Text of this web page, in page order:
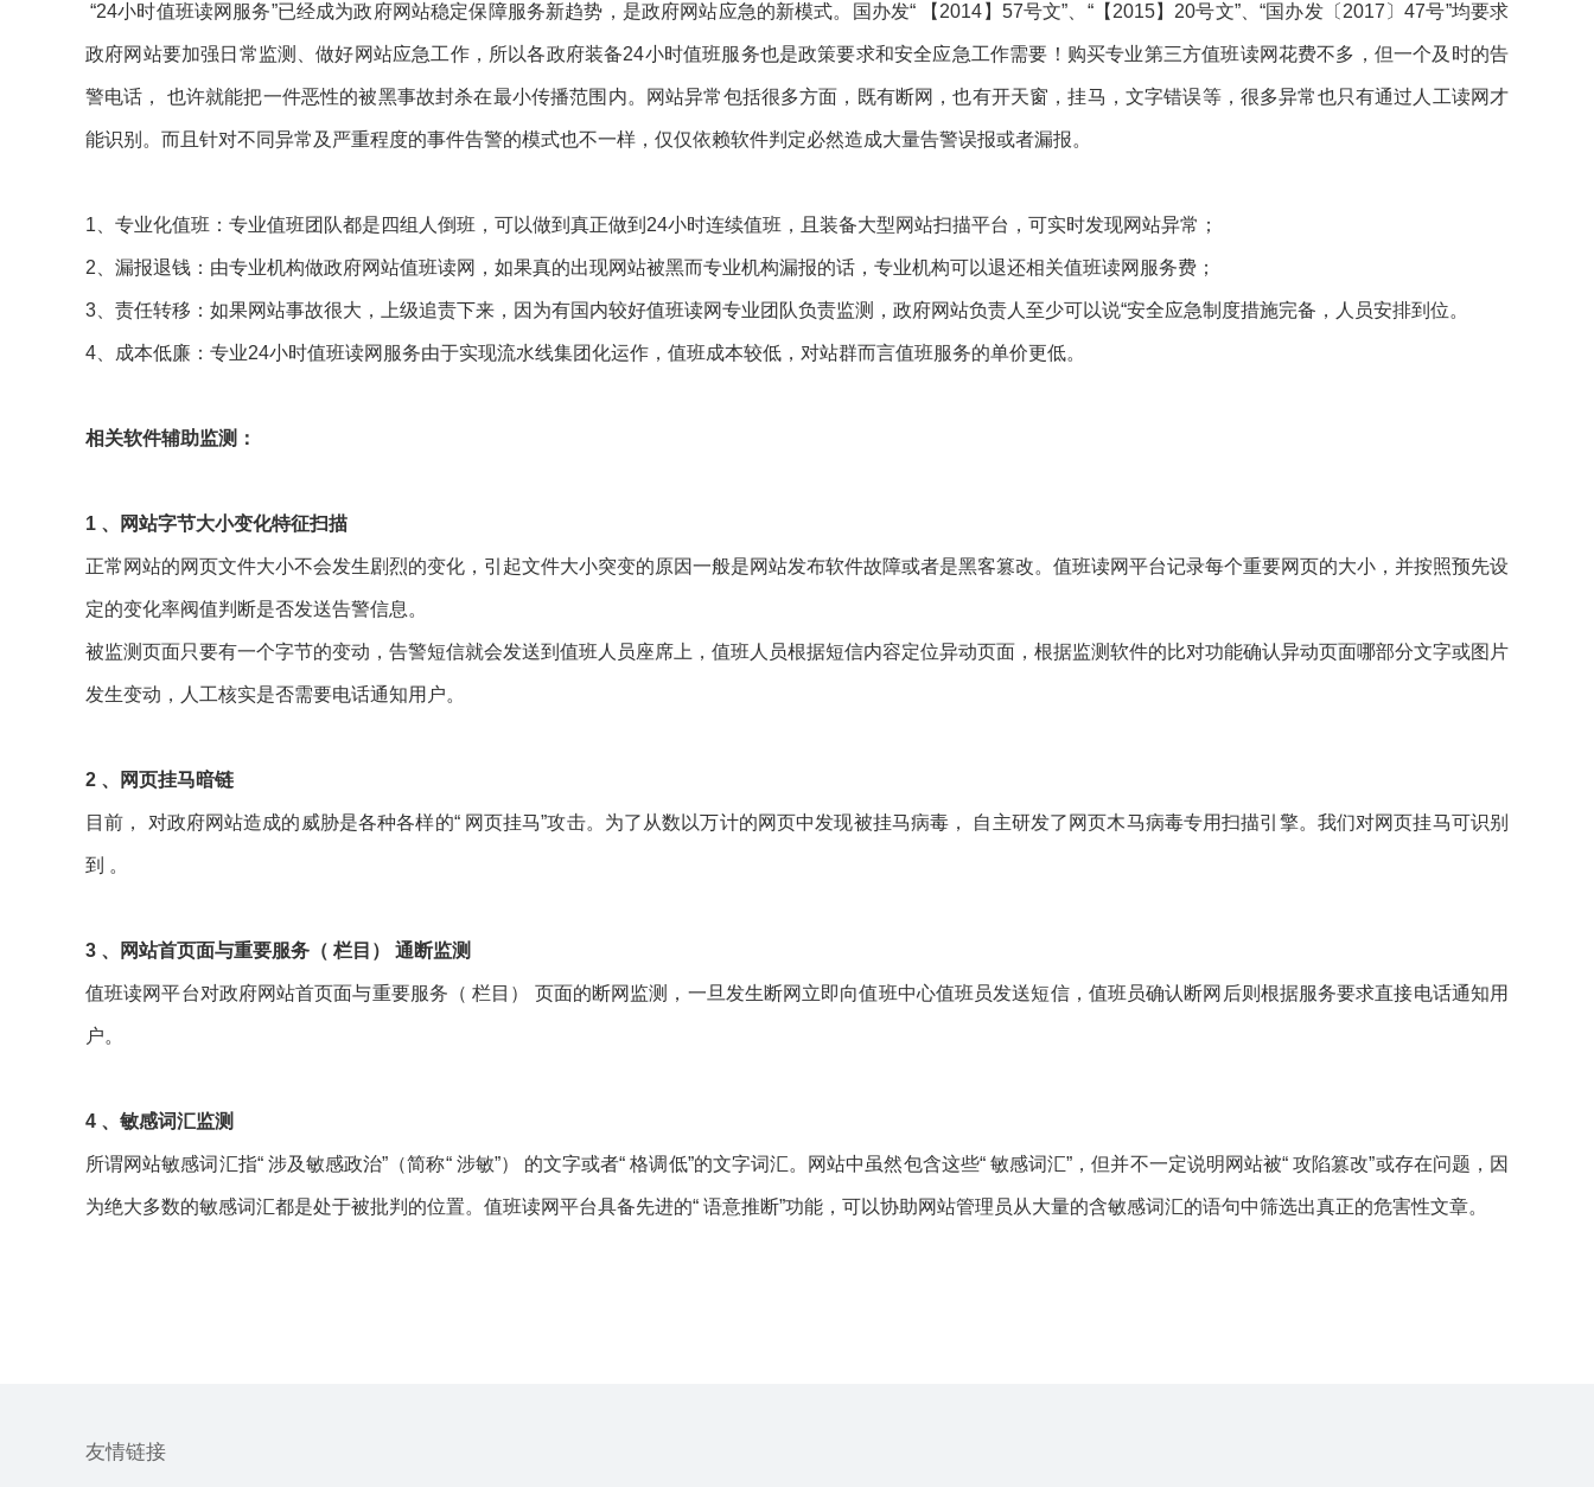
“24小时值班读网服务”已经成为政府网站稳定保障服务新趋势，是政府网站应急的新模式。国办发“ 【2014】57号文”、“【2015】20号文”、“国办发〔2017〕47号”均要求
政府网站要加强日常监测、做好网站应急工作，所以各政府装备24小时值班服务也是政策要求和安全应急工作需要！购买专业第三方值班读网花费不多，但一个及时的告
警电话， 也许就能把一件恶性的被黑事故封杀在最小传播范围内。网站异常包括很多方面，既有断网，也有开天窗，挂马，文字错误等，很多异常也只有通过人工读网才
能识别。而且针对不同异常及严重程度的事件告警的模式也不一样，仅仅依赖软件判定必然造成大量告警误报或者漏报。
1、专业化值班：专业值班团队都是四组人倒班，可以做到真正做到24小时连续值班，且装备大型网站扫描平台，可实时发现网站异常；
2、漏报退钱：由专业机构做政府网站值班读网，如果真的出现网站被黑而专业机构漏报的话，专业机构可以退还相关值班读网服务费；
3、责任转移：如果网站事故很大，上级追责下来，因为有国内较好值班读网专业团队负责监测，政府网站负责人至少可以说“安全应急制度措施完备，人员安排到位。
4、成本低廉：专业24小时值班读网服务由于实现流水线集团化运作，值班成本较低，对站群而言值班服务的单价更低。
相关软件辅助监测：
1 、网站字节大小变化特征扫描
正常网站的网页文件大小不会发生剧烈的变化，引起文件大小突变的原因一般是网站发布软件故障或者是黑客篡改。值班读网平台记录每个重要网页的大小，并按照预先设
定的变化率阀值判断是否发送告警信息。
被监测页面只要有一个字节的变动，告警短信就会发送到值班人员座席上，值班人员根据短信内容定位异动页面，根据监测软件的比对功能确认异动页面哪部分文字或图片
发生变动，人工核实是否需要电话通知用户。
2 、网页挂马暗链
目前， 对政府网站造成的威胁是各种各样的“ 网页挂马”攻击。为了从数以万计的网页中发现被挂马病毒， 自主研发了网页木马病毒专用扫描引擎。我们对网页挂马可识别
到 。
3 、网站首页面与重要服务（ 栏目） 通断监测
值班读网平台对政府网站首页面与重要服务（ 栏目） 页面的断网监测，一旦发生断网立即向值班中心值班员发送短信，值班员确认断网后则根据服务要求直接电话通知用
户。
4 、敏感词汇监测
所谓网站敏感词汇指“ 涉及敏感政治”（简称“ 涉敏”） 的文字或者“ 格调低”的文字词汇。网站中虽然包含这些“ 敏感词汇”，但并不一定说明网站被“ 攻陷篡改”或存在问题，因
为绝大多数的敏感词汇都是处于被批判的位置。值班读网平台具备先进的“ 语意推断”功能，可以协助网站管理员从大量的含敏感词汇的语句中筛选出真正的危害性文章。
友情链接